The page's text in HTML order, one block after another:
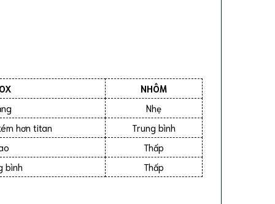
NHÔM
Nhẹ
hơn titan
Trung bình
Thấp
bình
Thấp